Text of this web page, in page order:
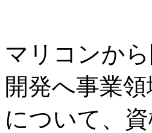
マリコンか
開発へ事業
について、